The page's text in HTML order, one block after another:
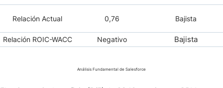
Relación Actual 0,76 Bajista
Relación ROIC-WACC Negativo Bajista
Análisis Fundamental de Salesforce